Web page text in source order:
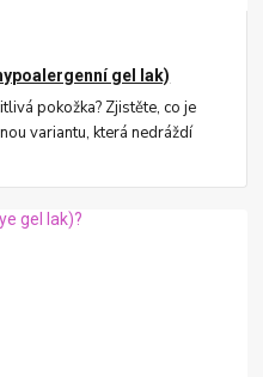
gel lak)
pokožka? Zjistěte, co je
variantu, která nedráždí